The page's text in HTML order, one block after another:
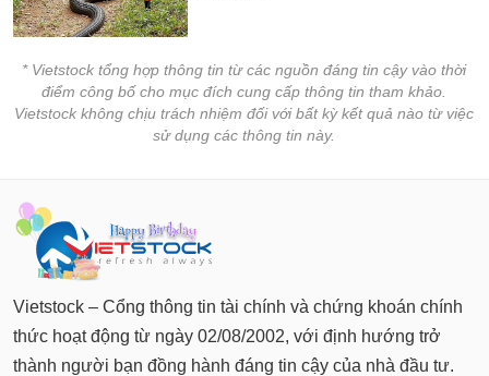
* Vietstock tổng hợp thông tin từ các nguồn đáng tin cậy vào thời
điểm công bố cho mục đích cung cấp thông tin tham khảo.
Vietstock không chịu trách nhiệm đối với bất kỳ kết quả nào từ việc
sử dụng các thông tin này.
Vietstock – Cổng thông tin tài chính và chứng khoán chính
thức hoạt động từ ngày 02/08/2002, với định hướng trở
thành người bạn đồng hành đáng tin cậy của nhà đầu tư.